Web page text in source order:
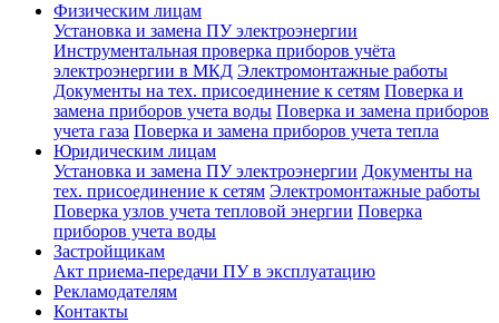
Физическим лицам
Установка и замена ПУ электроэнергии
Инструментальная проверка приборов учёта
электроэнергии в МКД Электромонтажные работы
Документы на тех. присоединение к сетям Поверка и
замена приборов учета воды Поверка и замена приборов
учета газа Поверка и замена приборов учета тепла
Юридическим лицам
Установка и замена ПУ электроэнергии Документы на
тех. присоединение к сетям Электромонтажные работы
Поверка узлов учета тепловой энергии Поверка
приборов учета воды
Застройщикам
Акт приема-передачи ПУ в эксплуатацию
Рекламодателям
Контакты